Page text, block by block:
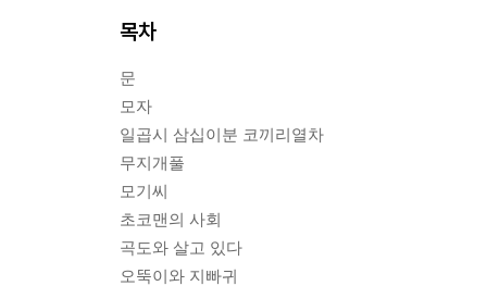
목차
문
모자
일곱시 삼십이분 코끼리열차
무지개풀
모기씨
초코맨의 사회
곡도와 살고 있다
오뚝이와 지빠귀